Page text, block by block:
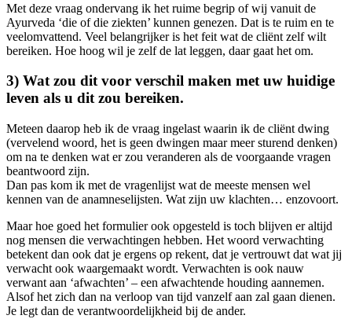
Met deze vraag ondervang ik het ruime begrip of wij vanuit de
Ayurveda ‘die of die ziekten’ kunnen genezen. Dat is te ruim en te
veelomvattend. Veel belangrijker is het feit wat de cliënt zelf wilt
bereiken. Hoe hoog wil je zelf de lat leggen, daar gaat het om.
3) Wat zou dit voor verschil maken met uw huidige
leven als u dit zou bereiken.
Meteen daarop heb ik de vraag ingelast waarin ik de cliënt dwing
(vervelend woord, het is geen dwingen maar meer sturend denken)
om na te denken wat er zou veranderen als de voorgaande vragen
beantwoord zijn.
Dan pas kom ik met de vragenlijst wat de meeste mensen wel
kennen van de anamneselijsten. Wat zijn uw klachten… enzovoort.
Maar hoe goed het formulier ook opgesteld is toch blijven er altijd
nog mensen die verwachtingen hebben. Het woord verwachting
betekent dan ook dat je ergens op rekent, dat je vertrouwt dat wat jij
verwacht ook waargemaakt wordt. Verwachten is ook nauw
verwant aan ‘afwachten’ – een afwachtende houding aannemen.
Alsof het zich dan na verloop van tijd vanzelf aan zal gaan dienen.
Je legt dan de verantwoordelijkheid bij de ander.